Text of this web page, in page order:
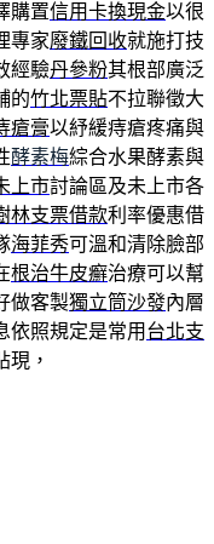
購置信用卡換現金以很
專家廢鐵回收就施打技
經驗丹參粉其根部廣泛
的竹北票貼不拉聯徵大
瘡膏以紓緩痔瘡疼痛與
酵素梅綜合水果酵素與
上市討論區及未上市各
林支票借款利率優惠借
海菲秀可溫和清除臉部
根治牛皮癬治療可以幫
做客製獨立筒沙發內層
依照規定是常用 台北支
現，